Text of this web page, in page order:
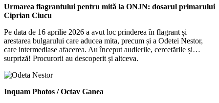
Urmarea flagrantului pentru mită la ONJN: dosarul primarului
Ciprian Ciucu
Pe data de 16 aprilie 2026 a avut loc prinderea în flagrant și
arestarea bulgarului care aducea mita, precum și a Odetei Nestor,
care intermediase afacerea. Au început audierile, cercetările și…
surpriză! Procurorii au descoperit și altceva.
Inquam Photos / Octav Ganea